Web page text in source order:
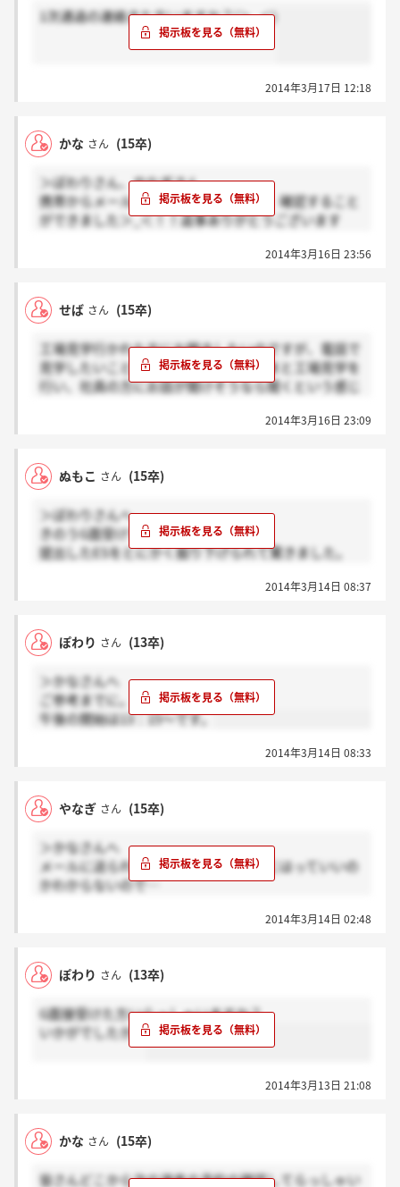
1次通過の連絡きた方いますか？(＞_＜)
2014年3月17日 12:18
かな さん (15卒)
＞ぽわりさん、やなぎさん
携帯からメールの復元行うことができ、確認すること
ができました＞_＜！！返事ありがとうございます
2014年3月16日 23:56
せば さん (15卒)
工場見学行かれた方にお聞きしたいのですが、電話で
見学したいことを伝え、一般のお客さまと工場見学を
行い、社員の方にお話が聞けそうなら聞くという感じ
見学のネット予約をして参加するしたのでしょうか？
ます!!(＞_＜)/
2014年3月16日 23:09
ぬもこ さん (15卒)
＞ぽわりさんへ
きのうG面受けてきましたー。
提出したESをとにかく掘り下げられて驚きました。
だけでは大変でした…。
2014年3月14日 08:37
ぽわり さん (13卒)
＞かなさんへ
ご参考までに。
午後の開始は13：15～です。
2014年3月14日 08:33
やなぎ さん (15卒)
＞かなさんへ
メールに送られてきたURLです！ここにはっていいの
かわからないので…
2014年3月14日 02:48
ぽわり さん (13卒)
G面接受けた方いらっしゃいますか？
いかがでしたか？
2014年3月13日 21:08
かな さん (15卒)
皆さんどこから次の選考の予約の確認してらっしゃい